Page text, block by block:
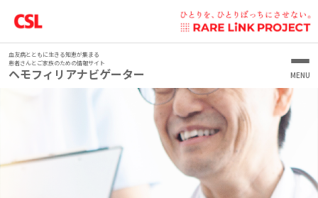
血友病とともに生きる知恵が集まる
患者さんとご家族のための情報サイト
ヘモフィリアナビゲーター
血友病を1から知りたいあなたへ
血友病患者さんの特徴
出血時の対処
血友病の治療（補充療法）
“あなたらしく”を実現するために
第1回 宮崎 開久さん
いまからスタート！
シェアード・ディシジョン・メイキング
こんなときどうしてる？どうだった
保育園／幼稚園にはどう伝えた？
患者さんのココロが前向きになる心理学
なんでこんな気持ちになるの？
CSLベーリングの医薬品をお使いの患者さんへ